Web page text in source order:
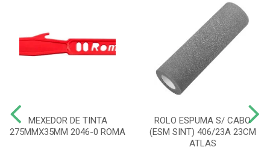
MEXEDOR DE TINTA
275MMX35MM 2046-0 ROMA
ROLO ESPUMA S/ CABO
(ESM SINT) 406/23A 23CM
ATLAS